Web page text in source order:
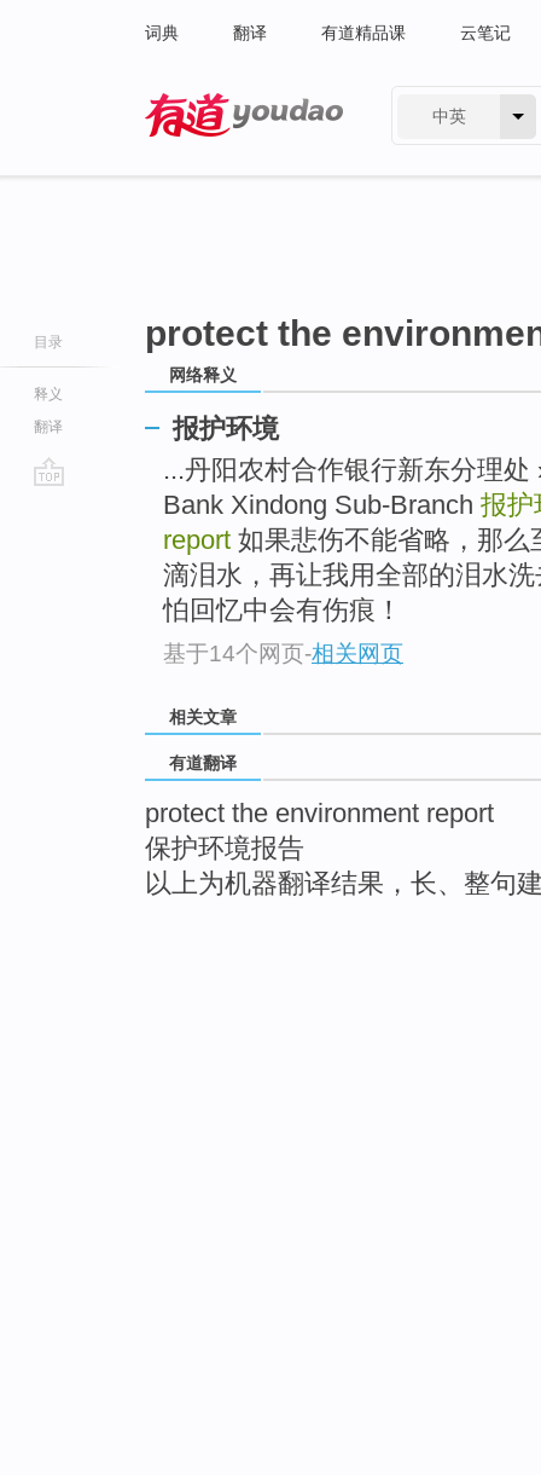
词典 翻译 有道精品课 云笔记
中英
目录
释义
翻译
protect the
网络释义
报护环境
...丹阳农村合作银行新东分理
Bank Xindong Sub-Branch 报护
report 如果悲伤不能省略，那
滴泪水，再让我用全部的泪水
怕回忆中会有伤痕！
基于14个网页-相关网页
相关文章
有道翻译
protect the environment report
保护环境报告
以上为机器翻译结果，长、整句